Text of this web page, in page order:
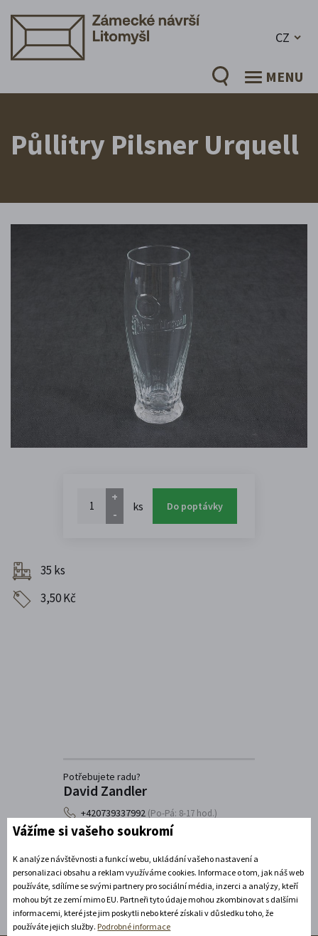
CZ
MENU
Půllitry Pilsner Urquell
+
-
ks Do poptávky
35 ks
3,50 Kč
Potřebujete radu?
David Zandler
+420739337992 (Po-Pá: 8-17 hod.)
info@zamecke-navrsi.cz
Poslat dotaz
Vážíme si vašeho soukromí
K analýze návštěvnosti a funkcí webu, ukládání vašeho nastavení a
personalizaci obsahu a reklam využíváme cookies. Informace o tom, jak náš web
používáte, sdílíme se svými partnery pro sociální média, inzerci a analýzy, kteří
mohou být ze zemí mimo EU. Partneři tyto údaje mohou zkombinovat s dalšími
informacemi, které jste jim poskytli nebo které získali v důsledku toho, že
používáte jejich služby. Podrobné informace